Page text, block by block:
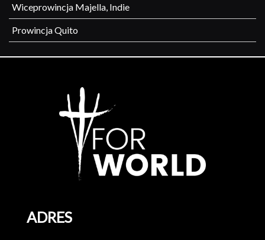
Wiceprowincja Majella, Indie
Prowincja Quito
ADRES